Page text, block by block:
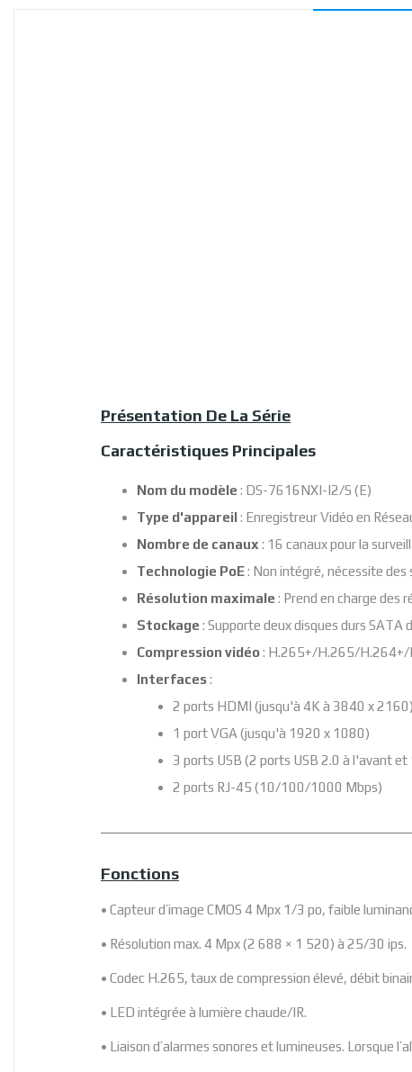
Présentation De La Série
Caractéristiques Principales
Nom du modèle : DS-7616NXI-I2/S (E)
Type d'appareil: Enregistreur Vidéo en
Nombre de canaux : 16 canaux pour la
Technologie PoE: Non intégré, nécessite
Résolution maximale : Prend en charge des
Stockage : Supporte deux disques durs SATA
Compression vidéo: H.265+/H.265/H.264+/
Interfaces:
2 ports HDMI (jusqu'à 4K à 3840 x 2160)
1 port VGA (jusqu'à 1920 x 1080)
3 ports USB (2 ports USB 2.0 à l'avant
2 ports RJ-45 (10/100/1000 Mbps)
Fonctions
• Capteur d’image CMOS 4 Mpx 1/3 po, faible
• Résolution max. 4 Mpx (2 688 × 1 520) à 25/30 ips.
• Codec H.265, taux de compression élevé, débit
• LED intégrée à lumière chaude/IR.
• Liaison d’alarmes sonores et lumineuses. Lorsque